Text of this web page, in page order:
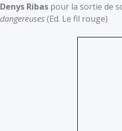
Denys Ribas pour la sortie de
dangereuses(Ed. Le fil rouge)